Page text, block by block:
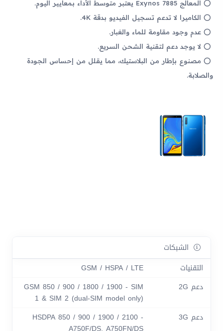
المعالج Exynos 7885 يعتبر متوسط الأداء بمعايير اليوم.
الكاميرا لا تدعم تسجيل الفيديو بدقة 4K.
عدم وجود مقاومة للماء والغبار.
لا يوجد دعم لتقنية الشحن السريع.
مصنوع بإطار من البلاستيك، مما يقلل من إحساس الجودة
والصلابة.
الشبكات
التقنيات
GSM / HSPA / LTE
دعم 2G
GSM 850 / 900 / 1800 / 1900 - SIM
1 & SIM 2 (dual-SIM model only)
دعم 3G
HSDPA 850 / 900 / 1900 / 2100 -